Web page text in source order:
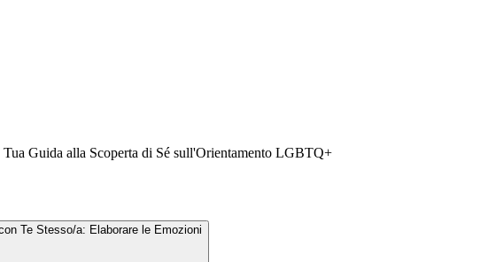
Tua Guida alla Scoperta di Sé sull'Orientamento LGBTQ+
Te Stesso/a: Elaborare le Emozioni